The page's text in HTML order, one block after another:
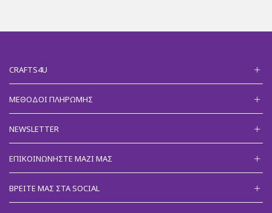
CRAFTS4U
ΜΈΘΟΔΟΙ ΠΛΗΡΩΜΉΣ
NEWSLETTER
ΕΠΙΚΟΙΝΩΝΉΣΤΕ ΜΑΖΊ ΜΑΣ
ΒΡΕΊΤΕ ΜΑΣ ΣΤΑ SOCIAL